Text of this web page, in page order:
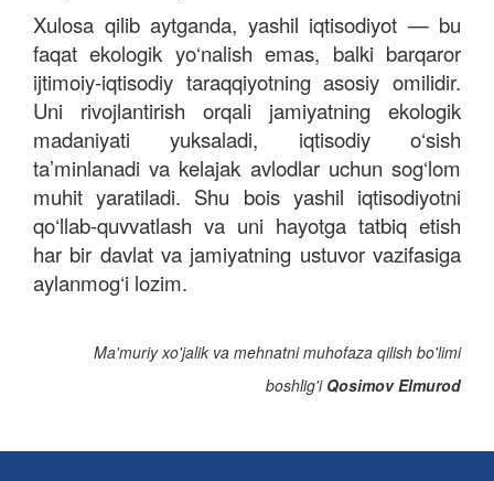
Xulosa qilib aytganda, yashil iqtisodiyot — bu
faqat ekologik yo‘nalish emas, balki barqaror
ijtimoiy-iqtisodiy taraqqiyotning asosiy omilidir.
Uni rivojlantirish orqali jamiyatning ekologik
madaniyati yuksaladi, iqtisodiy o‘sish
ta’minlanadi va kelajak avlodlar uchun sog‘lom
muhit yaratiladi. Shu bois yashil iqtisodiyotni
qo‘llab-quvvatlash va uni hayotga tatbiq etish
har bir davlat va jamiyatning ustuvor vazifasiga
aylanmog‘i lozim.
Ma'muriy xo'jalik va mehnatni muhofaza qilish bo'limi
boshlig'i Qosimov Elmurod